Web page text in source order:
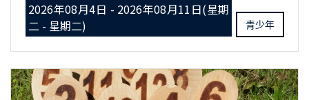
2026年08月4日 - 2026年08月11日(星期
二 - 星期二)
青少年